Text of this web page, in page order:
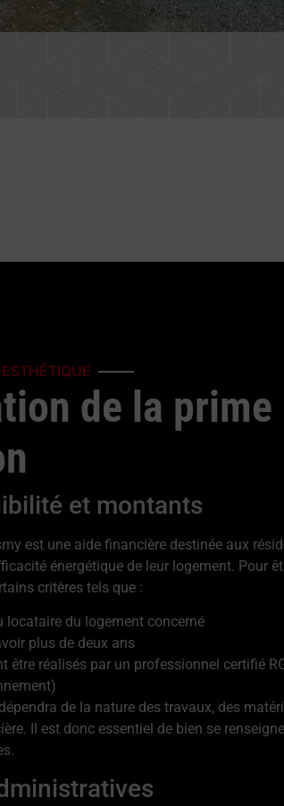
de la prime
et montants
est une aide financière destinée aux
énergétique de leur logement. Pour
critères tels que :
locataire du logement concerné
plus de deux ans
être réalisés par un professionnel certifié
de la nature des travaux, des
Il est donc essentiel de bien se